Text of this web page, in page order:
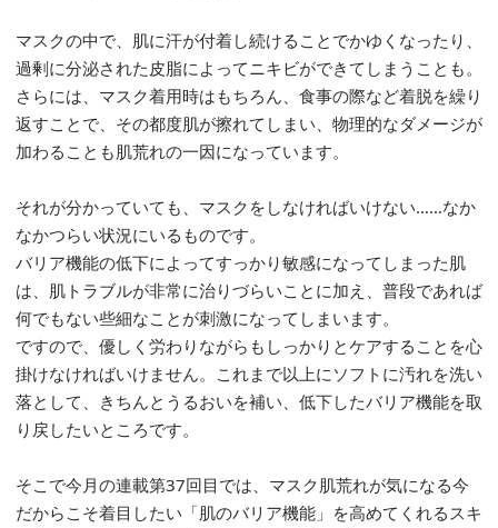
マスクの中で、肌に汗が付着し続けることでかゆくなったり、
過剰に分泌された皮脂によってニキビができてしまうことも。
さらには、マスク着用時はもちろん、食事の際など着脱を繰り
返すことで、その都度肌が擦れてしまい、物理的なダメージが
加わることも肌荒れの一因になっています。
それが分かっていても、マスクをしなければいけない……なか
なかつらい状況にいるものです。
バリア機能の低下によってすっかり敏感になってしまった肌
は、肌トラブルが非常に治りづらいことに加え、普段であれば
何でもない些細なことが刺激になってしまいます。
ですので、優しく労わりながらもしっかりとケアすることを心
掛けなければいけません。これまで以上にソフトに汚れを洗い
落として、きちんとうるおいを補い、低下したバリア機能を取
り戻したいところです。
そこで今月の連載第37回目では、マスク肌荒れが気になる今
だからこそ着目したい「肌のバリア機能」を高めてくれるスキ